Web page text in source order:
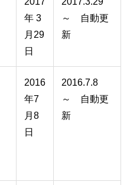
年 3
月29
日
～ 自動更
新
2016
年7
月8
日
2016.7.8
～ 自動更
新